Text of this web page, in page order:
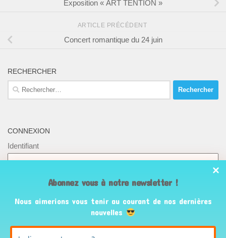
Abonnez vous à notre newsletter !
Nous aimerions vous tenir au courant de nos dernières
nouvelles
Exposition « ART TENTION »
ARTICLE PRÉCÉDENT
Concert romantique du 24 juin
RECHERCHER
Rechercher :
CONNEXION
Identifiant
Mot de passe